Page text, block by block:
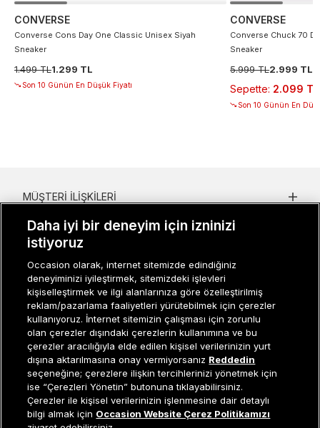
Sepete Ekle
CONVERSE
Converse Cons Day One Classic Unisex Siyah
Sneaker
1.499 TL1.299 TL
Son 10 Günün En Düşük Fiyatı
CONVERSE
Converse Chuck 70
Sneaker
5.999 TL2.999 TL
Sepette: 2.099 TL
Son 10 Günün En
Müşteri İlişkileri0 850 800 01 20
MÜŞTERI İLIŞKILERI
KURUMSAL
GRUP MARKALAR
ERKEK KATEGORILER
Occasion bir EREN PERAKENDE markasıdır. © Eren Holding
Daha iyi bir deneyim için izninizi
istiyoruz
Occasion olarak, internet sitemizde edindiğiniz
deneyiminizi iyileştirmek, sitemizdeki işlevleri
kişiselleştirmek ve ilgi alanlarınıza göre özelleştirilmiş
reklam/pazarlama faaliyetleri yürütebilmek için çerezler
kullanıyoruz. İnternet sitemizin çalışması için zorunlu
olan çerezler dışındaki çerezlerin kullanımına ve bu
çerezler aracılığıyla elde edilen kişisel verilerinizin yurt
dışına aktarılmasına onay vermiyorsanız Reddedin
seçeneğine; çerezlere ilişkin tercihlerinizi yönetmek için
ise “Çerezleri Yönetin” butonuna tıklayabilirsiniz.
Çerezler ile kişisel verilerinizin işlenmesine dair detaylı
bilgi almak için Occasion Website Çerez Politikamızı